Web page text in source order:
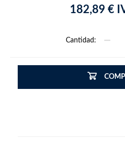
182,89 €
Cantidad: